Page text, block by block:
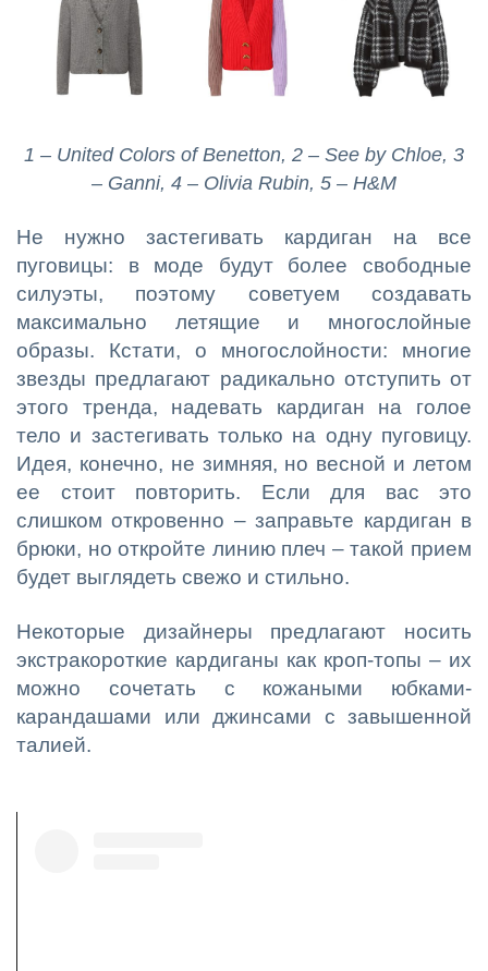
1 – United Colors of Benetton, 2 – See by Chloe, 3
– Ganni, 4 – Olivia Rubin, 5 – H&M
Не нужно застегивать кардиган на все
пуговицы: в моде будут более свободные
силуэты, поэтому советуем создавать
максимально летящие и многослойные
образы. Кстати, о многослойности: многие
звезды предлагают радикально отступить от
этого тренда, надевать кардиган на голое
тело и застегивать только на одну пуговицу.
Идея, конечно, не зимняя, но весной и летом
ее стоит повторить. Если для вас это
слишком откровенно – заправьте кардиган в
брюки, но откройте линию плеч – такой прием
будет выглядеть свежо и стильно.
Некоторые дизайнеры предлагают носить
экстракороткие кардиганы как кроп-топы – их
можно сочетать с кожаными юбками-
карандашами или джинсами с завышенной
талией.